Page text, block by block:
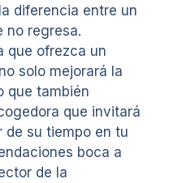
diferencia entre un
no regresa.
que ofrezca un
solo mejorará la
que también
que invitará
de su tiempo en tu
boca a
de la